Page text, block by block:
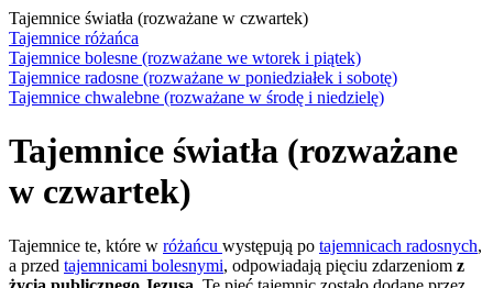
Tajemnice światła (rozważane w czwartek)
Tajemnice różańca
Tajemnice bolesne (rozważane we wtorek i piątek)
Tajemnice radosne (rozważane w poniedziałek i sobotę)
Tajemnice chwalebne (rozważane w środę i niedzielę)
Tajemnice światła (rozważane
w czwartek)
Tajemnice te, które w różańcu występują po tajemnicach radosnych,
a przed tajemnicami bolesnymi, odpowiadają pięciu zdarzeniom z